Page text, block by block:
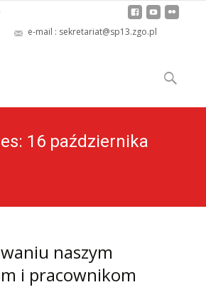
e-mail : sekretariat@sp13.zgo.pl
to
content
Szukaj:
16 października
naszym
i pracownikom